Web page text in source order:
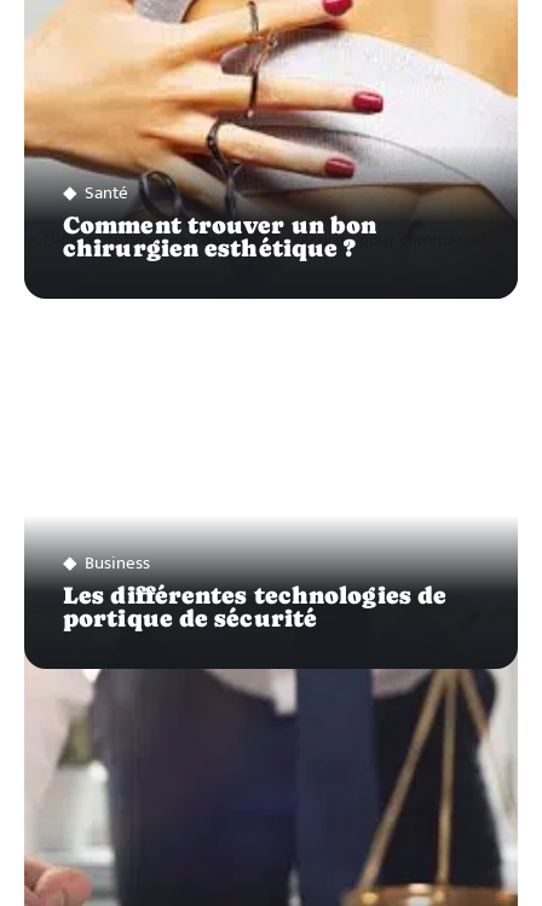
Santé
Comment trouver un bon
chirurgien esthétique ?
Business
Les différentes technologies de
portique de sécurité